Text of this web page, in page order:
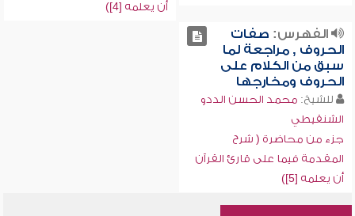
أن يعلمه [4])
الفهرس: صفات
الحروف , مراجعة لما
سبق من الكلام على
الحروف ومخارجها
للشيخ: محمد الحسن الددو
الشنقيطي
جزء من محاضرة ( شرح
المقدمة فيما على قارئ القرآن
أن يعلمه [5])